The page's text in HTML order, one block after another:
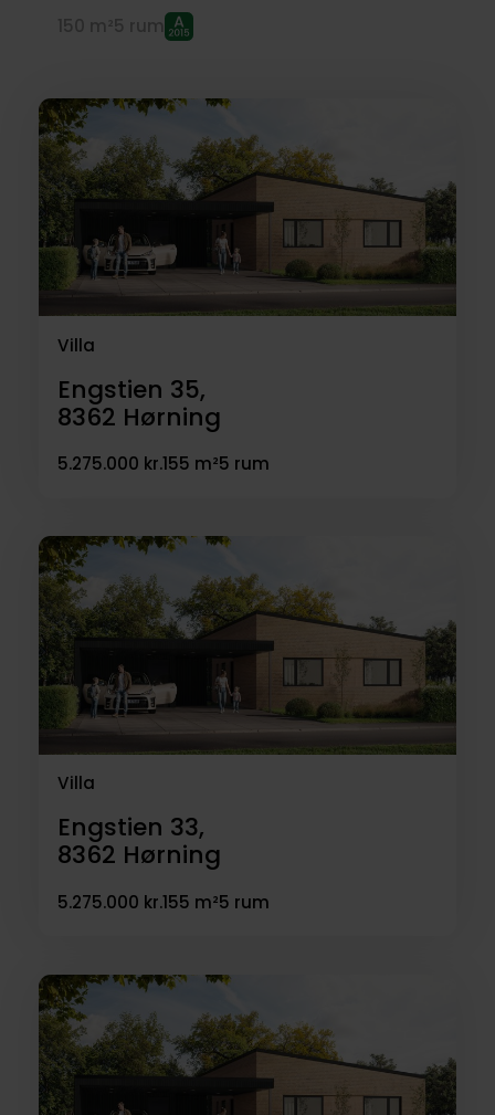
Villa
Engstien 35,
8362 Hørning
5.275.000 kr.155 m²5 rum
Villa
Engstien 33,
8362 Hørning
5.275.000 kr.155 m²5 rum